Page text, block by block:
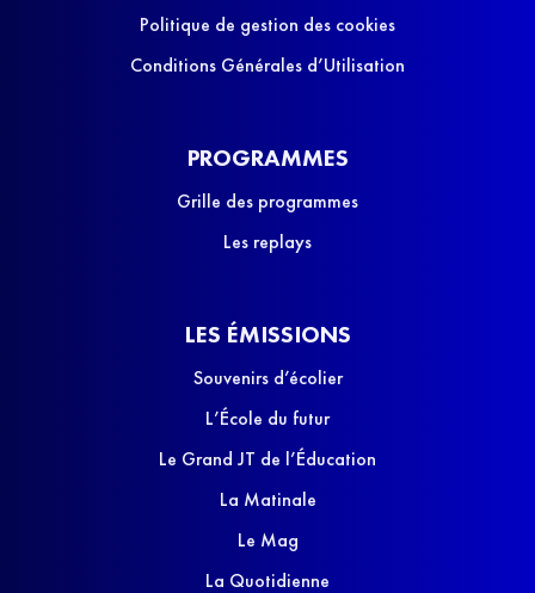
Politique de gestion des cookies
Conditions Générales d’Utilisation
PROGRAMMES
Grille des programmes
Les replays
LES ÉMISSIONS
Souvenirs d’écolier
L’École du futur
Le Grand JT de l’Éducation
La Matinale
Le Mag
La Quotidienne